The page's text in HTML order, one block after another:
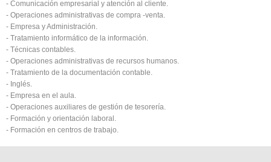
- Comunicación empresarial y atención al cliente.
- Operaciones administrativas de compra -venta.
- Empresa y Administración.
- Tratamiento informático de la información.
- Técnicas contables.
- Operaciones administrativas de recursos humanos.
- Tratamiento de la documentación contable.
- Inglés.
- Empresa en el aula.
- Operaciones auxiliares de gestión de tesorería.
- Formación y orientación laboral.
- Formación en centros de trabajo.